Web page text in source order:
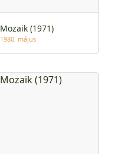
Mozaik (1971)
1980. május